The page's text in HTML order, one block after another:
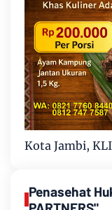
Kota Jambi,
Penasehat